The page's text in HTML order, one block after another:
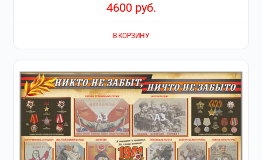
4600 руб.
В КОРЗИНУ